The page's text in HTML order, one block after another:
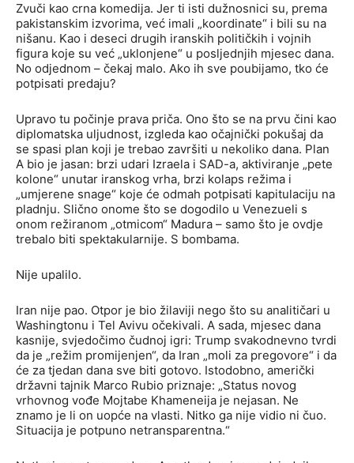
Zvuči kao crna komedija. Jer ti isti dužnosnici su, prema
pakistanskim izvorima, već imali „koordinate“ i bili su na
nišanu. Kao i deseci drugih iranskih političkih i vojnih
figura koje su već „uklonjene“ u posljednjih mjesec dana.
No odjednom – čekaj malo. Ako ih sve poubijamo, tko će
potpisati predaju?
Upravo tu počinje prava priča. Ono što se na prvu čini kao
diplomatska uljudnost, izgleda kao očajnički pokušaj da
se spasi plan koji je trebao završiti u nekoliko dana. Plan
A bio je jasan: brzi udari Izraela i SAD-a, aktiviranje „pete
kolone“ unutar iranskog vrha, brzi kolaps režima i
„umjerene snage“ koje će odmah potpisati kapitulaciju na
pladnju. Slično onome što se dogodilo u Venezueli s
onom režiranom „otmicom“ Madura – samo što je ovdje
trebalo biti spektakularnije. S bombama.
Nije upalilo.
Iran nije pao. Otpor je bio žilaviji nego što su analitičari u
Washingtonu i Tel Avivu očekivali. A sada, mjesec dana
kasnije, svjedočimo čudnoj igri: Trump svakodnevno tvrdi
da je „režim promijenjen“, da Iran „moli za pregovore“ i da
će za tjedan dana sve biti gotovo. Istodobno, američki
državni tajnik Marco Rubio priznaje: „Status novog
vrhovnog vođe Mojtabe Khameneija je nejasan. Ne
znamo je li on uopće na vlasti. Nitko ga nije vidio ni čuo.
Situacija je potpuno netransparentna.“